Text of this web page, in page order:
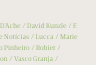
David Kunzle
F.
Notícias Lucca
Marie
Pinheiro
Robier
Vasco Granja